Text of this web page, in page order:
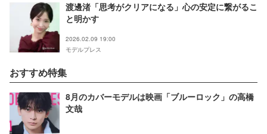
渡邊渚「思考がクリアになる」心の安定に繋がるこ
と明かす
2026.02.09 19:00
モデルプレス
おすすめ特集
8月のカバーモデルは映画「ブルーロック」の高橋
文哉